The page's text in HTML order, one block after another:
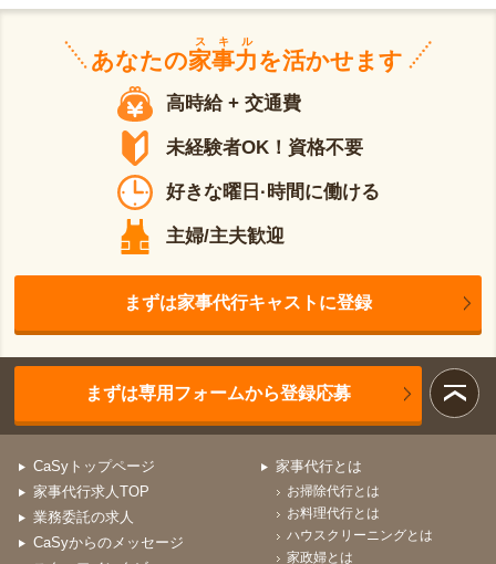
あなたの家事力
スキル
を活かせます
高時給 + 交通費
未経験者OK！資格不要
好きな曜日·時間に働ける
主婦/主夫歓迎
まずは家事代行キャストに登録
まずは専用フォームから登録応募
CaSyトップページ
家事代行求人TOP
業務委託の求人
CaSyからのメッセージ
家事代行とは
お掃除代行とは
お料理代行とは
ハウスクリーニングとは
家政婦とは